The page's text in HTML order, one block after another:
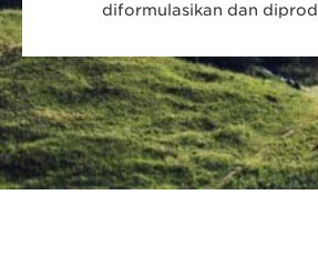
diformulasikan dan